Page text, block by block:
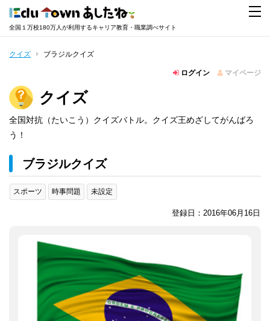
全国１万校180万人が利用するキャリア教育・職業調べサイト
クイズ ブラジルクイズ
ログイン マイページ
クイズ
全国対抗（たいこう）クイズバトル。クイズ王めざしてがんばろ
う！
ブラジルクイズ
スポーツ 時事問題 未設定
登録日：2016年06月16日